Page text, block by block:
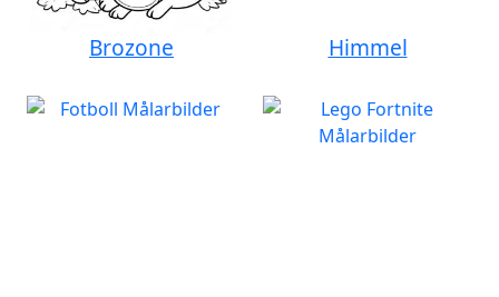
Brozone Himmel